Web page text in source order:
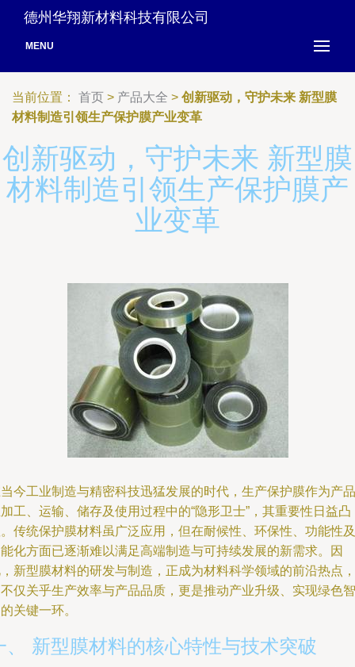
德州华翔新材料科技有限公司
MENU
当前位置： 首页 > 产品大全 > 创新驱动，守护未来 新型膜
材料制造引领生产保护膜产业变革
创新驱动，守护未来 新型膜
材料制造引领生产保护膜产
业变革
今工业制造与精密科技迅猛发展的时代，生产保护膜作为产品
工、运输、储存及使用过程中的“隐形卫士”，其重要性日益凸
传统保护膜材料虽广泛应用，但在耐候性、环保性、功能性及
化方面已逐渐难以满足高端制造与可持续发展的新需求。因
新型膜材料的研发与制造，正成为材料科学领域的前沿热点，
仅关乎生产效率与产品品质，更是推动产业升级、实现绿色智
关键一环。
、 新型膜材料的核心特性与技术突破